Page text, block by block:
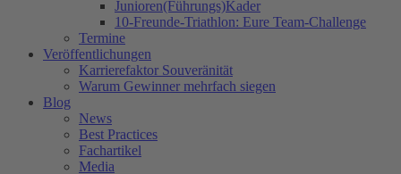
Junioren(Führungs)Kader
10-Freunde-Triathlon: Eure Team-Challenge
Termine
Veröffentlichungen
Karrierefaktor Souveränität
Warum Gewinner mehrfach siegen
Blog
News
Best Practices
Fachartikel
Media